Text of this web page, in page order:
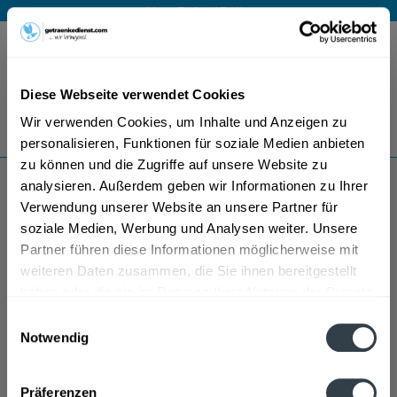
Diese Webseite verwendet Cookies
Wir verwenden Cookies, um Inhalte und Anzeigen zu
personalisieren, Funktionen für soziale Medien anbieten
zu können und die Zugriffe auf unsere Website zu
analysieren. Außerdem geben wir Informationen zu Ihrer
Verwendung unserer Website an unsere Partner für
soziale Medien, Werbung und Analysen weiter. Unsere
Partner führen diese Informationen möglicherweise mit
weiteren Daten zusammen, die Sie ihnen bereitgestellt
Notwendig
Präferenzen
Mo – Fr 9 – 17 Uhr
Menü
Bestellung widerrufen
Es gilt unsere Datenschutzerklärung
Schlenkerhof